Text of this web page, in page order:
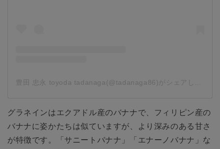
豊田 忠永 toyoda tadanaga(@tadanaga86)がシェアした投稿
グラネインはエクアドル産のバナナで、フィリピン産の
バナナに姿かたちは似ていますが、より深みのある甘さ
が特徴です。「サニートバナナ」「エナーノバナナ」な